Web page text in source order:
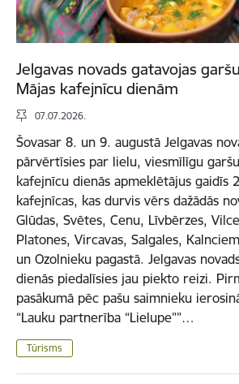
Jelgavas novads gatavojas
Mājas kafejnīcu dienām
07.07.2026.
Šovasar 8. un 9. augustā Jelgavas
pārvērtīsies par lielu, viesmīlīgu
kafejnīcu dienās apmeklētājus gaidīs
kafejnīcas, kas durvis vērs dažādās
Glūdas, Svētes, Cenu, Līvbērzes,
Platones, Vircavas, Salgales,
un Ozolnieku pagastā. Jelgavas
dienās piedalīsies jau piekto reizi.
pasākumā pēc pašu saimnieku
“Lauku partnerība “Lielupe””…
Tūrisms